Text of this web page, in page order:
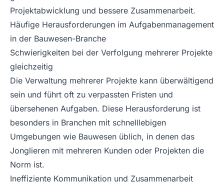
Projektabwicklung und bessere Zusammenarbeit.
Häufige Herausforderungen im Aufgabenmanagement
in der Bauwesen-Branche
Schwierigkeiten bei der Verfolgung mehrerer Projekte
gleichzeitig
Die Verwaltung mehrerer Projekte kann überwältigend
sein und führt oft zu verpassten Fristen und
übersehenen Aufgaben. Diese Herausforderung ist
besonders in Branchen mit schnelllebigen
Umgebungen wie Bauwesen üblich, in denen das
Jonglieren mit mehreren Kunden oder Projekten die
Norm ist.
Ineffiziente Kommunikation und Zusammenarbeit